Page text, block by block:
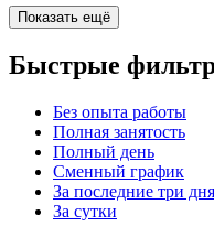
Показать ещё
Быстрые
Без опыта работы
Полная занятость
Полный день
Сменный график
За последние три дня
За сутки